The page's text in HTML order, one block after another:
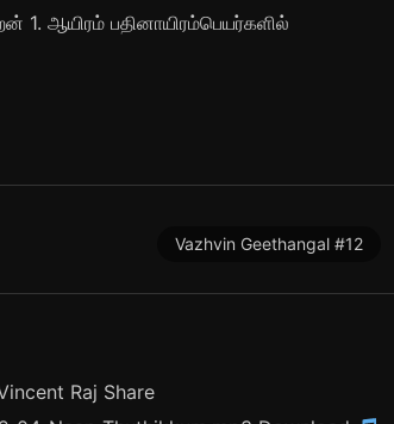
1. ஆயிரம் பதினாயிரம்பெயர்களில்
Vazhvin Geethangal #12
Raj Share